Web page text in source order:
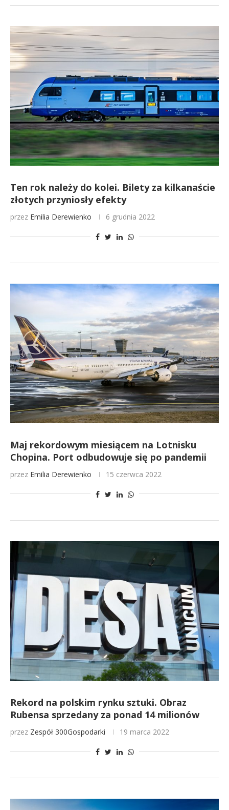
Ten rok należy do kolei. Bilety za kilkanaście
złotych przyniosły efekty
przez Emilia Derewienko 6 grudnia 2022
Maj rekordowym miesiącem na Lotnisku
Chopina. Port odbudowuje się po pandemii
przez Emilia Derewienko 15 czerwca 2022
Rekord na polskim rynku sztuki. Obraz
Rubensa sprzedany za ponad 14 milionów
przez Zespół 300Gospodarki 19 marca 2022